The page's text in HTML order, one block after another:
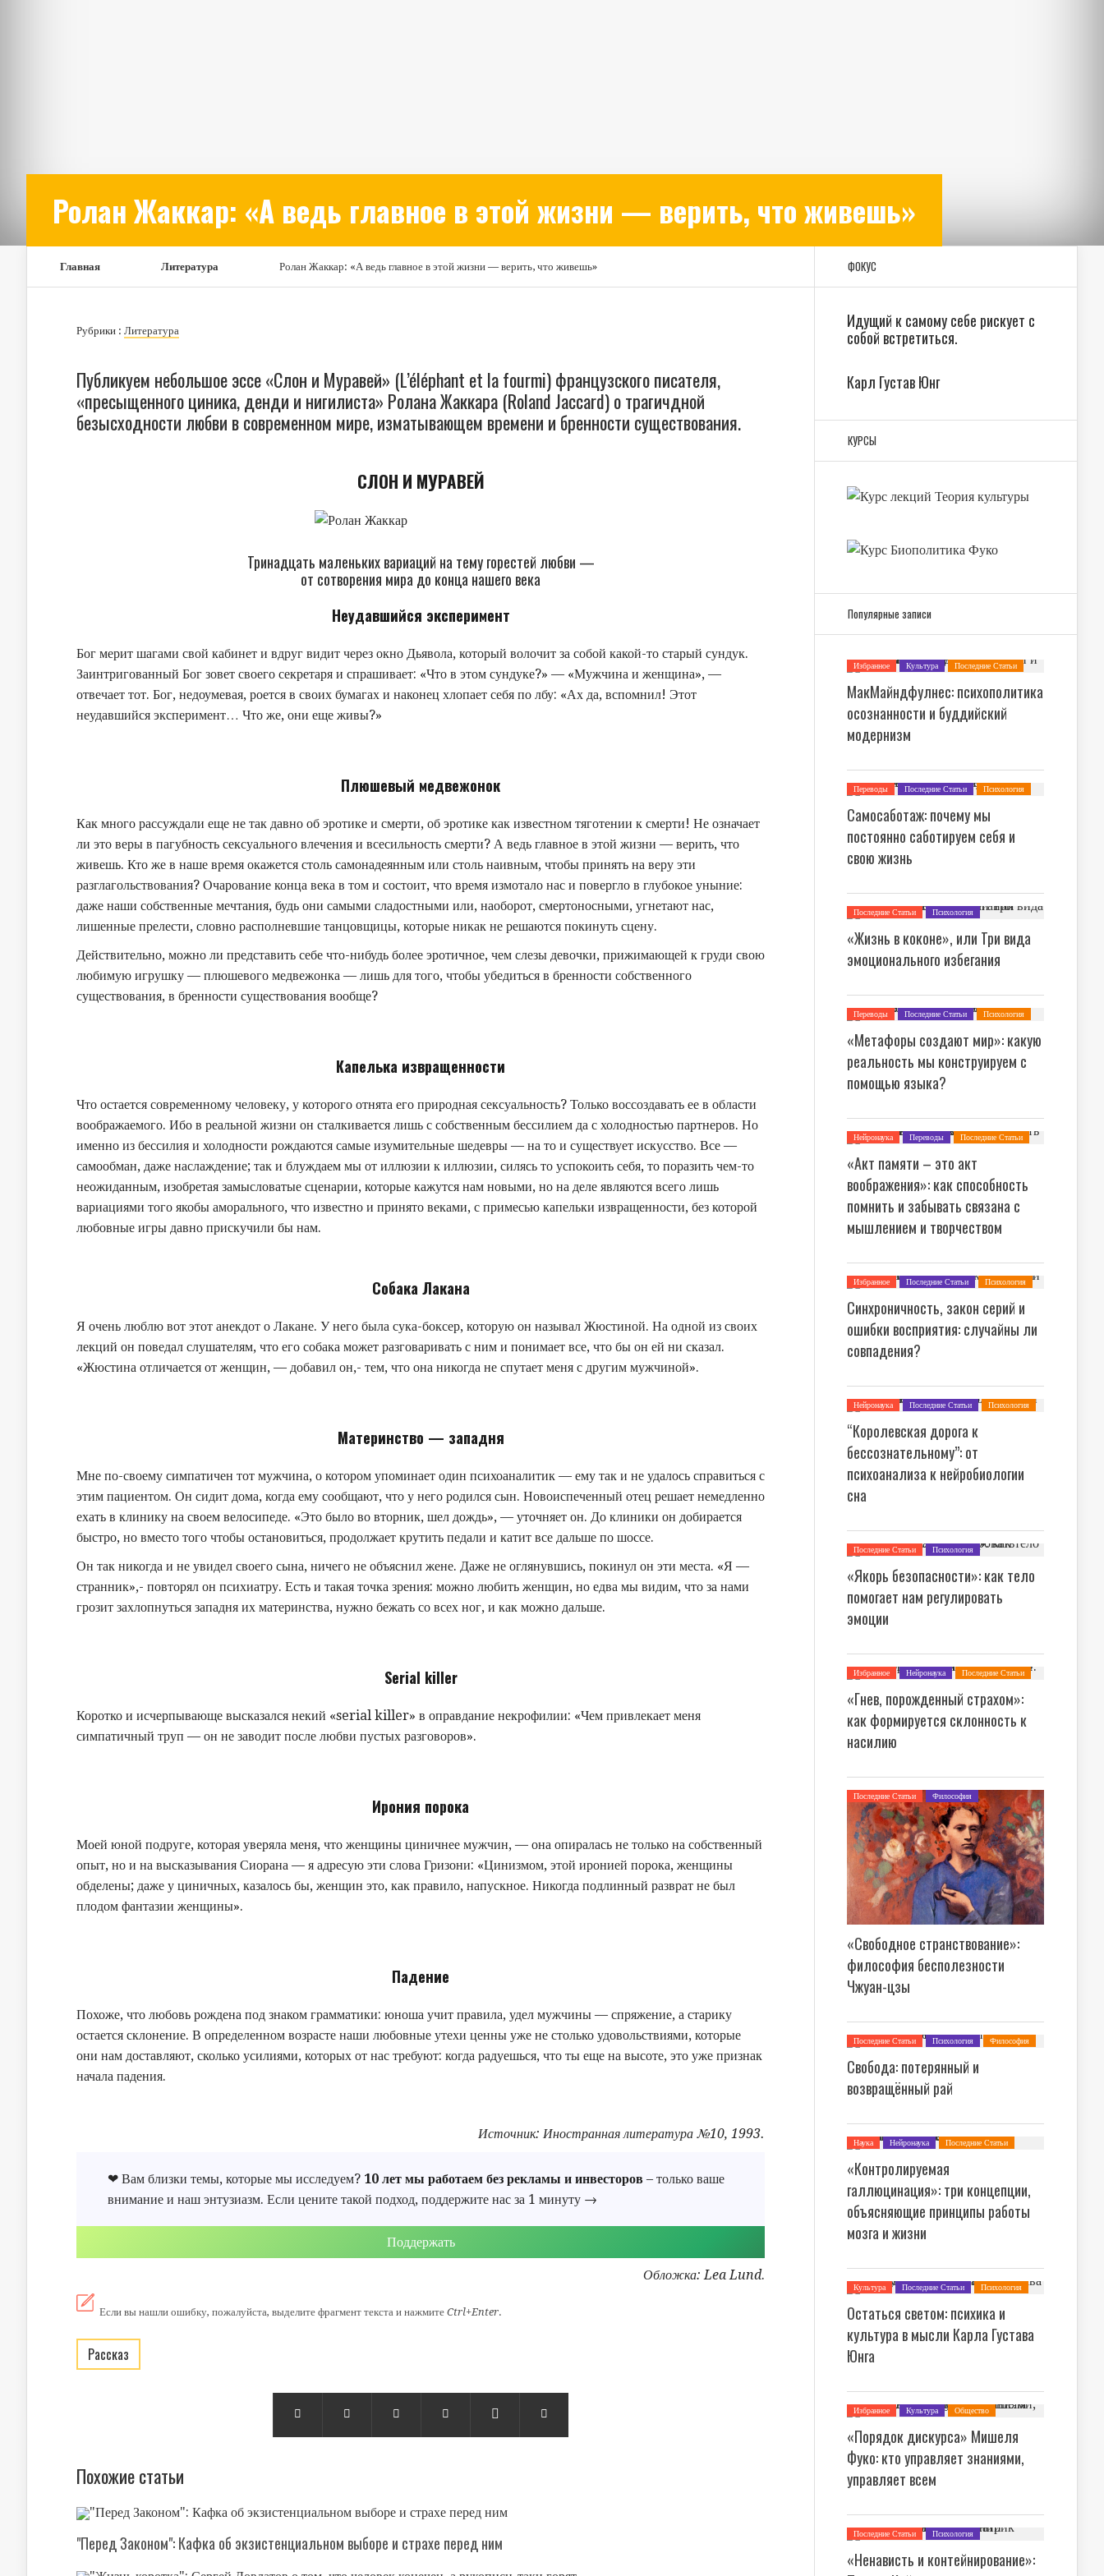
Ролан Жаккар: «А ведь главное в этой жизни — верить, что живешь»
Главная Литература Ролан Жаккар: «А ведь главное в этой жизни — верить, что живешь»
Рубрики : Литература
Публикуем небольшое эссе «Слон и Муравей» (L’éléphant et la fourmi) французского писателя,
«пресыщенного циника, денди и нигилиста» Ролана Жаккара (Roland Jaccard) о трагичдной
безысходности любви в современном мире, изматывающем времени и бренности существования.
СЛОН И МУРАВЕЙ
Тринадцать маленьких вариаций на тему горестей любви —
от сотворения мира до конца нашего века
Неудавшийся эксперимент
Бог мерит шагами свой кабинет и вдруг видит через окно Дьявола, который волочит за собой какой-то старый сундук.
Заинтригованный Бог зовет своего секретаря и спрашивает: «Что в этом сундуке?» — «Мужчина и женщина», —
отвечает тот. Бог, недоумевая, роется в своих бумагах и наконец хлопает себя по лбу: «Ах да, вспомнил! Этот
неудавшийся эксперимент… Что же, они еще живы?»
Плюшевый медвежонок
Как много рассуждали еще не так давно об эротике и смерти, об эротике как известном тяготении к смерти! Не означает
ли это веры в пагубность сексуального влечения и всесильность смерти? А ведь главное в этой жизни — верить, что
живешь. Кто же в наше время окажется столь самонадеянным или столь наивным, чтобы принять на веру эти
разглагольствования? Очарование конца века в том и состоит, что время измотало нас и повергло в глубокое уныние:
даже наши собственные мечтания, будь они самыми сладостными или, наоборот, смертоносными, угнетают нас,
лишенные прелести, словно располневшие танцовщицы, которые никак не решаются покинуть сцену.
Действительно, можно ли представить себе что-нибудь более эротичное, чем слезы девочки, прижимающей к груди свою
любимую игрушку — плюшевого медвежонка — лишь для того, чтобы убедиться в бренности собственного
существования, в бренности существования вообще?
Капелька извращенности
Что остается современному человеку, у которого отнята его природная сексуальность? Только воссоздавать ее в области
воображаемого. Ибо в реальной жизни он сталкивается лишь с собственным бессилием да с холодностью партнеров. Но
именно из бессилия и холодности рождаются самые изумительные шедевры — на то и существует искусство. Все —
самообман, даже наслаждение; так и блуждаем мы от иллюзии к иллюзии, силясь то успокоить себя, то поразить чем-то
неожиданным, изобретая замысловатые сценарии, которые кажутся нам новыми, но на деле являются всего лишь
вариациями того якобы аморального, что известно и принято веками, с примесью капельки извращенности, без которой
любовные игры давно прискучили бы нам.
Собака Лакана
Я очень люблю вот этот анекдот о Лакане. У него была сука-боксер, которую он называл Жюстиной. На одной из своих
лекций он поведал слушателям, что его собака может разговаривать с ним и понимает все, что бы он ей ни сказал.
«Жюстина отличается от женщин, — добавил он,- тем, что она никогда не спутает меня с другим мужчиной».
Материнство — западня
Мне по-своему симпатичен тот мужчина, о котором упоминает один психоаналитик — ему так и не удалось справиться с
этим пациентом. Он сидит дома, когда ему сообщают, что у него родился сын. Новоиспеченный отец решает немедленно
ехать в клинику на своем велосипеде. «Это было во вторник, шел дождь», — уточняет он. До клиники он добирается
быстро, но вместо того чтобы остановиться, продолжает крутить педали и катит все дальше по шоссе.
Он так никогда и не увидел своего сына, ничего не объяснил жене. Даже не оглянувшись, покинул он эти места. «Я —
странник»,- повторял он психиатру. Есть и такая точка зрения: можно любить женщин, но едва мы видим, что за нами
грозит захлопнуться западня их материнства, нужно бежать со всех ног, и как можно дальше.
Serial killer
Коротко и исчерпывающе высказался некий «serial killer» в оправдание некрофилии: «Чем привлекает меня
симпатичный труп — он не заводит после любви пустых разговоров».
Ирония порока
Моей юной подруге, которая уверяла меня, что женщины циничнее мужчин, — она опиралась не только на собственный
опыт, но и на высказывания Сиорана — я адресую эти слова Гризони: «Цинизмом, этой иронией порока, женщины
обделены; даже у циничных, казалось бы, женщин это, как правило, напускное. Никогда подлинный разврат не был
плодом фантазии женщины».
Падение
Похоже, что любовь рождена под знаком грамматики: юноша учит правила, удел мужчины — спряжение, а старику
остается склонение. В определенном возрасте наши любовные утехи ценны уже не столько удовольствиями, которые
они нам доставляют, сколько усилиями, которых от нас требуют: когда радуешься, что ты еще на высоте, это уже признак
начала падения.
Источник: Иностранная литература №10, 1993.
❤ Вам близки темы, которые мы исследуем? 10 лет мы работаем без рекламы и инвесторов – только ваше
внимание и наш энтузиазм. Если цените такой подход, поддержите нас за 1 минуту →
Поддержать
Обложка: Lea Lund.
Если вы нашли ошибку, пожалуйста, выделите фрагмент текста и нажмите Ctrl+Enter.
рассказ
     
Похожие статьи
"Перед Законом": Кафка об экзистенциальном выборе и страхе перед ним
ФОКУС
Идущий к самому себе рискует с
собой встретиться.
Карл Густав Юнг
КУРСЫ
Популярные записи
Избранное Культура
Последние Статьи
МакМайндфулнес: психополитика
осознанности и буддийский
модернизм
Переводы Последние Статьи Психология
Самосаботаж: почему мы
постоянно саботируем себя и
свою жизнь
Последние Статьи Психология
«Жизнь в коконе», или Три вида
эмоционального избегания
Переводы Последние Статьи
Психология
«Метафоры создают мир»: какую
реальность мы конструируем с
помощью языка?
Нейронаука Переводы
Последние Статьи
«Акт памяти – это акт
воображения»: как способность
помнить и забывать связана с
мышлением и творчеством
Избранное Последние Статьи Психология
Синхроничность, закон серий и
ошибки восприятия: случайны ли
совпадения?
Нейронаука Последние Статьи Психология
“Королевская дорога к
бессознательному”: от
психоанализа к нейробиологии
сна
Последние Статьи Психология
«Якорь безопасности»: как тело
помогает нам регулировать
эмоции
Избранное Нейронаука
Последние Статьи
«Гнев, порожденный страхом»:
как формируется склонность к
насилию
Последние Статьи Философия
«Свободное странствование»:
философия бесполезности
Чжуан-цзы
Последние Статьи Психология Философия
Свобода: потерянный и
возвращённый рай
Наука Нейронаука
Последние Статьи
«Контролируемая
галлюцинация»: три концепции,
объясняющие принципы работы
мозга и жизни
Культура Последние Статьи
Психология
Остаться светом: психика и
культура в мысли Карла Густава
Юнга
Избранное Культура
Общество
Философия
«Порядок дискурса» Мишеля
Фуко: кто управляет знаниями,
управляет всем
Последние Статьи Психология
«Ненависть и контейнирование»: